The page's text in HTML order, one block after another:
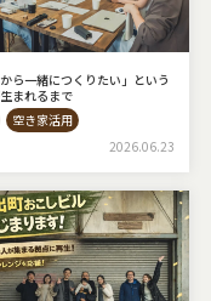
から一緒につくりたい」という
まれるまで
空き家活用
2026.06.23